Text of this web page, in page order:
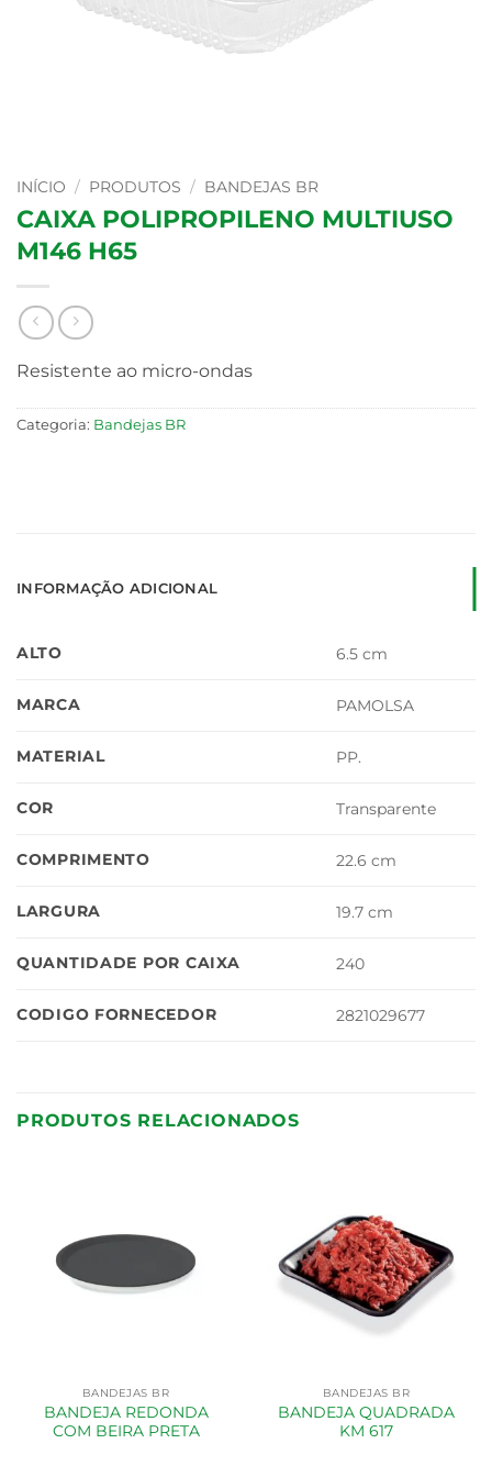
INÍCIO / PRODUTOS / BANDEJAS BR
CAIXA POLIPROPILENO MULTIUSO
M146 H65
Resistente ao micro-ondas
Categoria: Bandejas BR
INFORMAÇÃO ADICIONAL
ALTO 6.5 cm
MARCA PAMOLSA
MATERIAL PP.
COR Transparente
COMPRIMENTO 22.6 cm
LARGURA 19.7 cm
QUANTIDADE POR CAIXA 240
CODIGO FORNECEDOR 2821029677
PRODUTOS RELACIONADOS
BANDEJAS BR
BANDEJA REDONDA
COM BEIRA PRETA
BANDEJAS BR
BANDEJA QUADRADA
KM 617